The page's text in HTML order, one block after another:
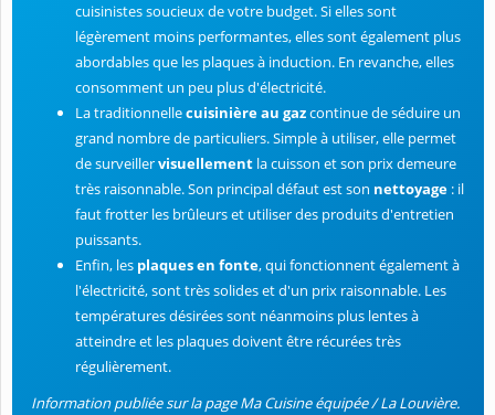
cuisinistes soucieux de votre budget. Si elles sont
légèrement moins performantes, elles sont également plus
abordables que les plaques à induction. En revanche, elles
consomment un peu plus d'électricité.
La traditionnellecuisinière au gazcontinue de séduire un
grand nombre de particuliers. Simple à utiliser, elle permet
de surveillervisuellement la cuisson et son prix demeure
très raisonnable. Son principal défaut est son nettoyage : il
faut frotter les brûleurs et utiliser des produits d'entretien
puissants.
Enfin, les plaques en fonte, qui fonctionnent également à
l'électricité, sont très solides et d'un prix raisonnable. Les
températures désirées sont néanmoins plus lentes à
atteindre et les plaques doivent être récurées très
régulièrement.
Information publiée sur la page Ma Cuisine équipée / La Louvière.